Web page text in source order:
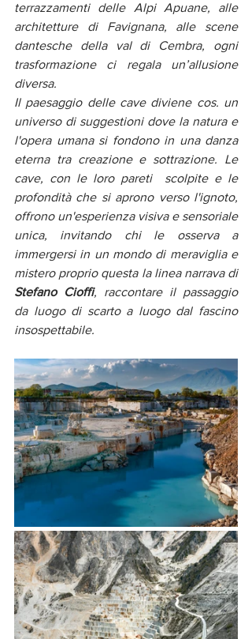
terrazzamenti delle Alpi Apuane, alle
architetture di Favignana, alle scene
dantesche della val di Cembra, ogni
trasformazione ci regala un’allusione
diversa.
Il paesaggio delle cave diviene cos. un
universo di suggestioni dove la natura e
l'opera umana si fondono in una danza
eterna tra creazione e sottrazione. Le
cave, con le loro pareti  scolpite e le
profondità che si aprono verso l'ignoto,
offrono un'esperienza visiva e sensoriale
unica, invitando chi le osserva a
immergersi in un mondo di meraviglia e
mistero proprio questa la linea narrava di
Stefano Cioffi, raccontare il passaggio
da luogo di scarto a luogo dal fascino
insospettabile.